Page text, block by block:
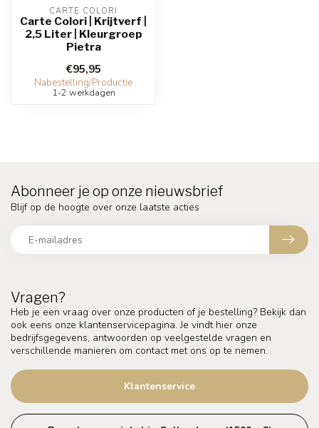
CARTE COLORI
Carte Colori | Krijtverf |
2,5 Liter | Kleurgroep
Pietra
€95,95
Nabestelling/Productie
1-2 werkdagen
Vragen?
Heb je een vraag over onze producten of je bestelling? Bekijk dan
ook eens onze klantenservicepagina. Je vindt hier onze
bedrijfsgegevens, antwoorden op veelgestelde vragen en
verschillende manieren om contact met ons op te nemen.
Klantenservice
Abonneer je op onze nieuwsbrief
Blijf op de hoogte over onze laatste acties